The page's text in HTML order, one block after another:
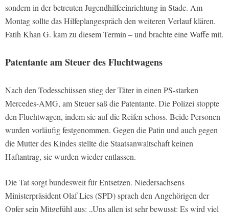
sondern in der betreuten Jugendhilfeeinrichtung in Stade. Am
Montag sollte das Hilfeplangespräch den weiteren Verlauf klären.
Fatih Khan G. kam zu diesem Termin – und brachte eine Waffe mit.
Patentante am Steuer des Fluchtwagens
Nach den Todesschüssen stieg der Täter in einen PS-starken
Mercedes-AMG, am Steuer saß die Patentante. Die Polizei stoppte
den Fluchtwagen, indem sie auf die Reifen schoss. Beide Personen
wurden vorläufig festgenommen. Gegen die Patin und auch gegen
die Mutter des Kindes stellte die Staatsanwaltschaft keinen
Haftantrag, sie wurden wieder entlassen.
Die Tat sorgt bundesweit für Entsetzen. Niedersachsens
Ministerpräsident Olaf Lies (SPD) sprach den Angehörigen der
Opfer sein Mitgefühl aus: „Uns allen ist sehr bewusst: Es wird viel